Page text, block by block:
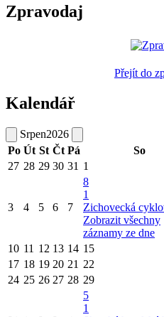
Zpravodaj
Přejít do
Kalendář
Srpen2026
Po Út St Čt Pá So
27 28 29 30 31 1
3 4 5 6 7
8
1
Zichovecká
Zobrazit všechny
záznamy ze dne
10 11 12 13 14 15
17 18 19 20 21 22
24 25 26 27 28 29
5
1